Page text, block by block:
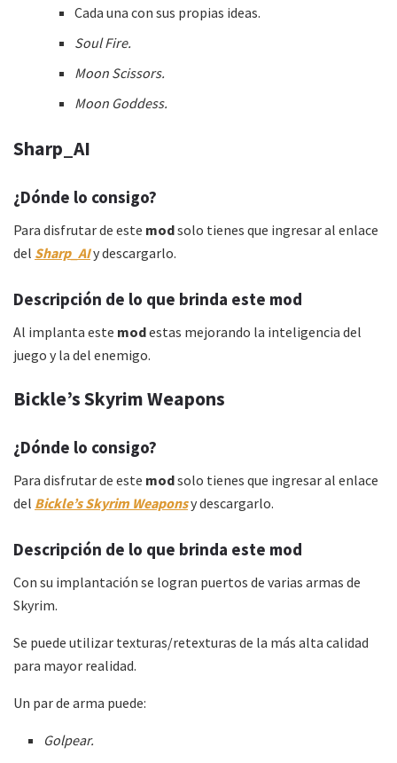
Cada una con sus propias ideas.
Soul Fire.
Moon Scissors.
Moon Goddess.
Sharp_AI
¿Dónde lo consigo?
Para disfrutar de este modsolo tienes que ingresar al enlace
del Sharp_AIy descargarlo.
Descripción de lo que brinda este mod
Al implanta este modestas mejorando la inteligencia del
juego y la del enemigo.
Bickle’s Skyrim Weapons
¿Dónde lo consigo?
Para disfrutar de este modsolo tienes que ingresar al enlace
del Bickle’s Skyrim Weaponsy descargarlo.
Descripción de lo que brinda este mod
Con su implantación se logran puertos de varias armas de
Skyrim.
Se puede utilizar texturas/retexturas de la más alta calidad
para mayor realidad.
Un par de arma puede:
Golpear.